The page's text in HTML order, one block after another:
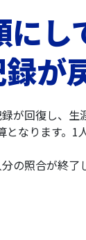
し
が
が回復し、
なります。1
の照合が終了